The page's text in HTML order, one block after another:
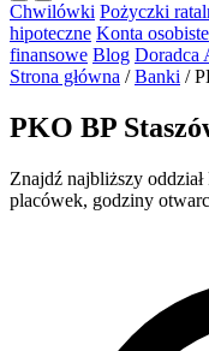
Chwilówki Pożyczki
hipoteczne Konta osobiste
finansowe Blog Doradca
Strona główna / Banki /
PKO BP
Znajdź najbliższy
placówek, godziny